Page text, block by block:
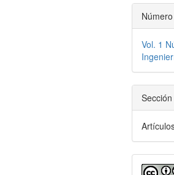
Número
Vol. 1
Sección